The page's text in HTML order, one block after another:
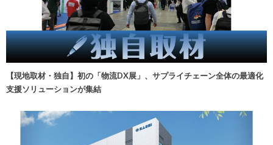
【現地取材・独自】初の「物流DX展」、サプライチェーン全体の最適化
支援ソリューションが集結